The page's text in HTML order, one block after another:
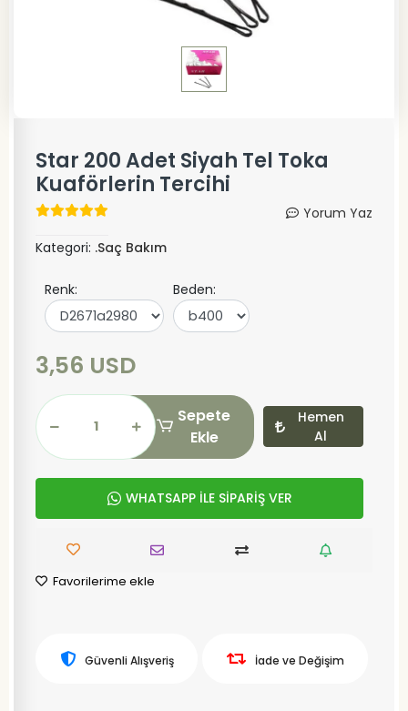
Star 200 Adet Siyah Tel Toka
Kuaförlerin Tercihi
Yorum Yaz
Kategori: .Saç Bakım
Renk: Beden:
3,56 USD
Sepete
Ekle
Hemen
Al
WHATSAPP İLE SİPARİŞ VER
Favorilerime ekle
Güvenli Alışveriş İade ve Değişim